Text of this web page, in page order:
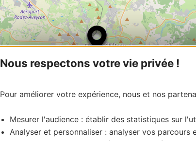
Nous respectons votre vie privée !
Pour améliorer votre expérience, nous et nos
Mesurer l'audience : établir des statistiques sur
Analyser et personnaliser : analyser vos